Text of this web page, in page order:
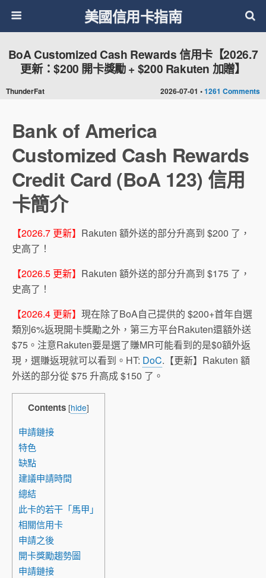
美國信用卡指南
2026-07-01 •1261 Comments
BoA Customized Cash Rewards 信用卡【2026.7
更新：$200 開卡獎勵 + $200 Rakuten 加贈】
ThunderFat
Bank of America
Customized Cash Rewards
Credit Card (BoA 123) 信用
卡簡介
【2026.7 更新】 Rakuten 額外送的部分升高到 $200 了，
史高了！
【2026.5 更新】 Rakuten 額外送的部分升高到 $175 了，
史高了！
【2026.4 更新】 現在除了BoA自己提供的 $200+首年自選
類別6%返現開卡獎勵之外，第三方平台Rakuten還額外送
$75。注意Rakuten要是選了賺MR可能看到的是$0額外返
現，選賺返現就可以看到。HT: DoC.【更新】Rakuten 額
外送的部分從 $75 升高成 $150 了。
Contents [hide]
申請鏈接
特色
缺點
建議申請時間
總結
此卡的若干「馬甲」
相關信用卡
申請之後
開卡獎勵趨勢圖
申請鏈接